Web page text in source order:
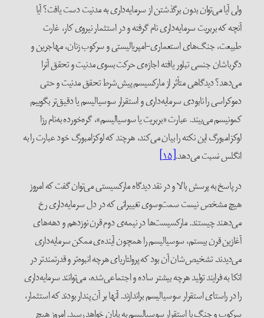
ولی آیا می‌توان بدون برگذشتن از سرمایه‌داری به مدنیت دست یافت؟ آیا
آنچه که بربریت سرمایه‌داری نام گرفته و در استثمار نیروی کار، غارت
طبیعت، جنگ‌های استعماری-امپریالیستی و سرکوب زنان، مهاجرین و
دگرباشان جنسی تبلور یافته اجازه‌ی حرکت بسوی مدنیت و تحقق آنرا
می‌دهد؟ دیدگاهی متأثر از مارکسیسم پیش‌شرط تحقق مدنیت و حتی
دموکراسی را نابودی سرمایه‌داری و استقرار سوسیالیسم یا دقیق‌تر بگوییم
کمونیسم می‌بیند. عبارت «بربریت یا سوسیالیسم»، گره‌خورده به‌نام رزا
لوکزامبورگ این نکته را بیان می‌کند، هرچند که لوکزامبورگ خود عبارت را به
انگلس نسبت می‌دهد.[۱۵]
در پاسخ به پرسش بالا و در نقد دیدگاه مارکسیستی می‌توان گفت که امروز
هیچ مشخص نیست سمت‌و‌سوی تغییراتی که در دل سرمایه‌داری رخ
می‌دهند چیستند. مارکسیست‌ها در نیمه‌ی دوم قرن نوزدهم و دهه‌های
آغازین قرن بیستم، سوسیالیسم را همچون آینده‌ی ممکن سرمایه‌داری
می‌دیدند. تشخیص‌شان آن بود که پرولتاریای هرچه انبوه‌تر و قدرتمندتر در
اتکا به فرایند تولید هرچه بیشتر ساده و اجتماعی‌شده، می‌توانند سرمایه‌داری
را در راستای استقرار سوسیالیسم براندازند. آنها بر آن پندار بودند که استثمار،
سرکوب و جنگ با استقرار سوسیالیسم به پایان خواهد رسید. امروز هیچ